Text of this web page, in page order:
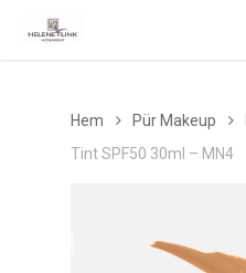
Hem Pür Makeup
Tint SPF50 30ml – MN4